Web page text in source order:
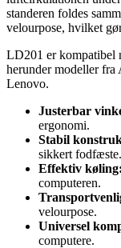
standeren foldes
velourpose, hvilket
LD201 er kompatibel
herunder modeller
Lenovo.
Justerbar
ergonomi.
Stabil
sikkert fodfæste.
Effektiv køling:
computeren.
velourpose.
Universel
computere.